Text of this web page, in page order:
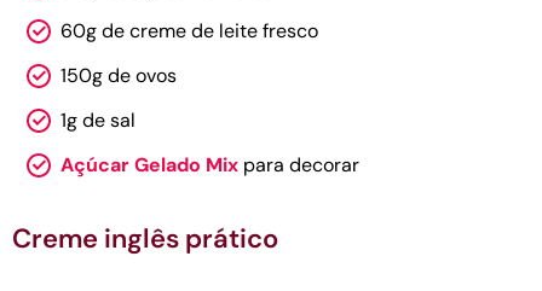
60g de creme de leite fresco
150g de ovos
1g de sal
Açúcar Gelado Mix para decorar
Creme inglês prático